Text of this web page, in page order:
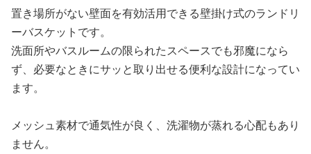
置き場所がない壁面を有効活用できる壁掛け式のランドリ
ーバスケットです。
洗面所やバスルームの限られたスペースでも邪魔になら
ず、必要なときにサッと取り出せる便利な設計になってい
ます。
メッシュ素材で通気性が良く、洗濯物が蒸れる心配もあり
ません。